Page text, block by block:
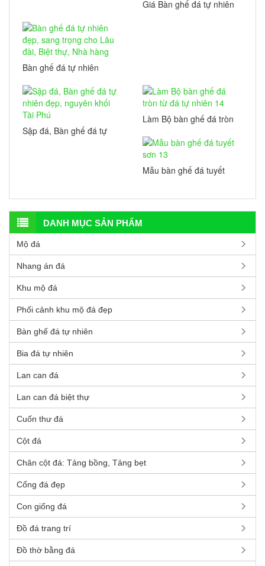
Giá Bàn ghế đá tự nhiên
Bàn ghế đá tự nhiên
đài, Biệt thự, Nhà hàng
Sập đá, Bàn ghế đá tự
Làm Bộ bàn ghế đá tròn
Mẫu bàn ghế đá tuyết
DANH MỤC SẢN PHẨM
Mộ đá
Nhang án đá
Khu mộ đá
Phối cảnh khu mộ đá đẹp
Bàn ghế đá tự nhiên
Bia đá tự nhiên
Lan can đá
Lan can đá biệt thự
Cuốn thư đá
Cột đá
Chân cột đá: Tảng bồng, Tảng bẹt
Cổng đá đẹp
Con giống đá
Đồ đá trang trí
Đồ thờ bằng đá